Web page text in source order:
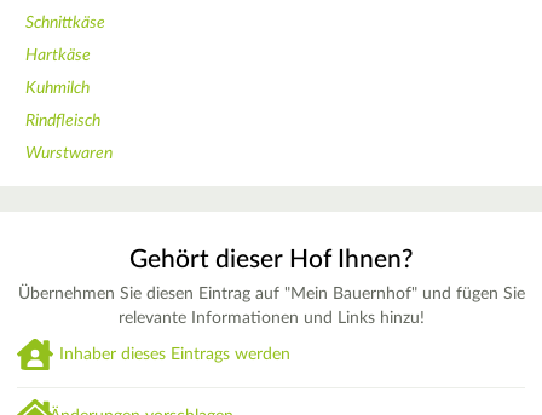
Schnittkäse
Hartkäse
Kuhmilch
Rindfleisch
Wurstwaren
Gehört dieser Hof Ihnen?
Übernehmen Sie diesen Eintrag auf "Mein Bauernhof" und fügen Sie
relevante Informationen und Links hinzu!
Inhaber dieses Eintrags werden